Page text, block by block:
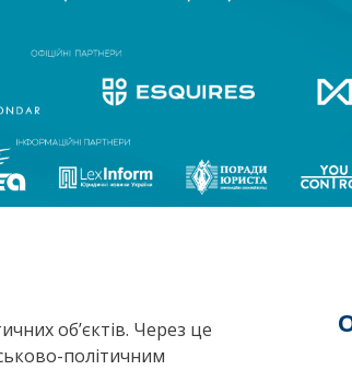
об’єктів. Через це
політичним